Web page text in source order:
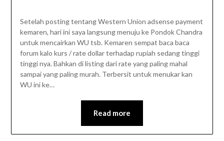
Setelah posting tentang Western Union adsense payment
kemaren, hari ini saya langsung menuju ke Pondok Chandra
untuk mencairkan WU tsb. Kemaren sempat baca baca
forum kalo kurs / rate dollar terhadap rupiah sedang tinggi
tinggi nya. Bahkan di listing dari rate yang paling mahal
sampai yang paling murah. Terbersit untuk menukar kan
WU ini ke…
Read more